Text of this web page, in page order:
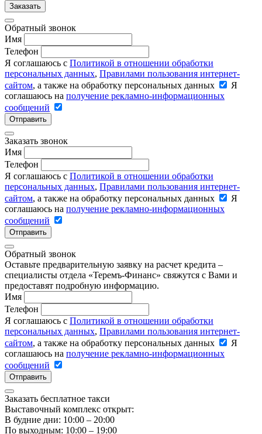
Заказать
Обратный звонок
Имя
Телефон
Я соглашаюсь с Политикой в отношении обработки
персональных данных, Правилами пользования интернет-
сайтом, а также на обработку персональных данных
Я
соглашаюсь на получение рекламно-информационных
сообщений
Отправить
Заказать звонок
Имя
Телефон
Я соглашаюсь с Политикой в отношении обработки
персональных данных, Правилами пользования интернет-
сайтом, а также на обработку персональных данных
Я
соглашаюсь на получение рекламно-информационных
сообщений
Отправить
Обратный звонок
Оставьте предварительную заявку на расчет кредита –
специалисты отдела «Теремъ-Финанс» свяжутся с Вами и
предоставят подробную информацию.
Имя
Телефон
Я соглашаюсь с Политикой в отношении обработки
персональных данных, Правилами пользования интернет-
сайтом, а также на обработку персональных данных
Я
соглашаюсь на получение рекламно-информационных
сообщений
Отправить
Заказать бесплатное такси
Выставочный комплекс открыт:
В будние дни: 10:00 – 20:00
По выходным: 10:00 – 19:00